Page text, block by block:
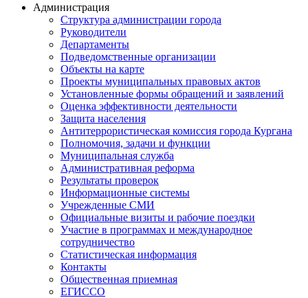
Администрация
Структура администрации города
Руководители
Департаменты
Подведомственные организации
Объекты на карте
Проекты муниципальных правовых актов
Установленные формы обращений и заявлений
Оценка эффективности деятельности
Защита населения
Антитеррористическая комиссия города Кургана
Полномочия, задачи и функции
Муниципальная служба
Административная реформа
Результаты проверок
Информационные системы
Учрежденные СМИ
Официальные визиты и рабочие поездки
Участие в программах и международное
сотрудничество
Статистическая информация
Контакты
Общественная приемная
ЕГИССО